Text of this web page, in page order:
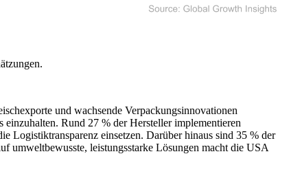
und wachsende Verpackungsinnovationen
Rund 27 % der Hersteller implementieren
Logistiktransparenz einsetzen. Darüber hinaus sind 35 % der
umweltbewusste, leistungsstarke Lösungen macht die USA